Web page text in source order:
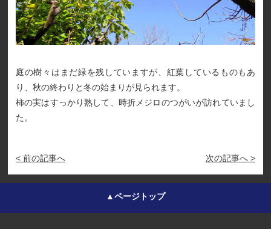
庭の樹々はまだ緑を残していますが、紅葉しているものもあ
り、秋の終わりと冬の始まりが見られます。
柿の実はすっかり熟して、時折メジロのつがいが訪れていまし
た。
< 前の記事へ 次の記事へ >
▲ページトップ